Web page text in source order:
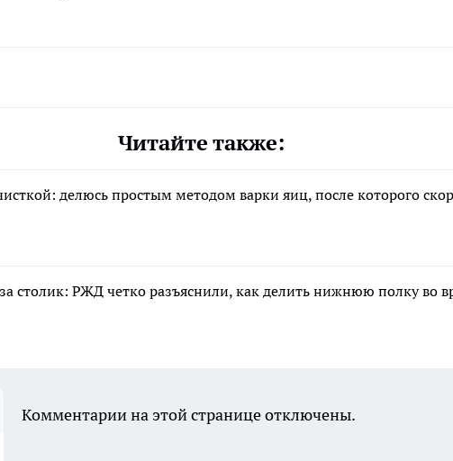
Читайте также:
делюсь простым методом варки яиц, после которого
столик: РЖД четко разъяснили, как делить нижнюю полку во
Комментарии на этой странице отключены.